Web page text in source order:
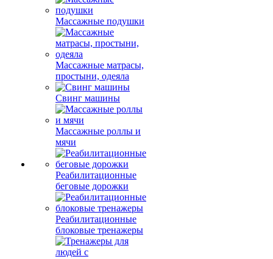
Массажные подушки
Массажные матрасы,
простыни, одеяла
Свинг машины
Массажные роллы и
мячи
Реабилитационные
беговые дорожки
Реабилитационные
блоковые тренажеры